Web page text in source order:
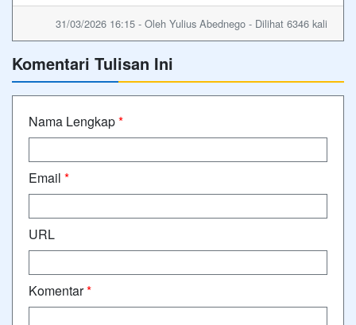
31/03/2026 16:15 - Oleh Yulius Abednego - Dilihat 6346 kali
Komentari Tulisan Ini
Nama Lengkap*
Email *
URL
Komentar*